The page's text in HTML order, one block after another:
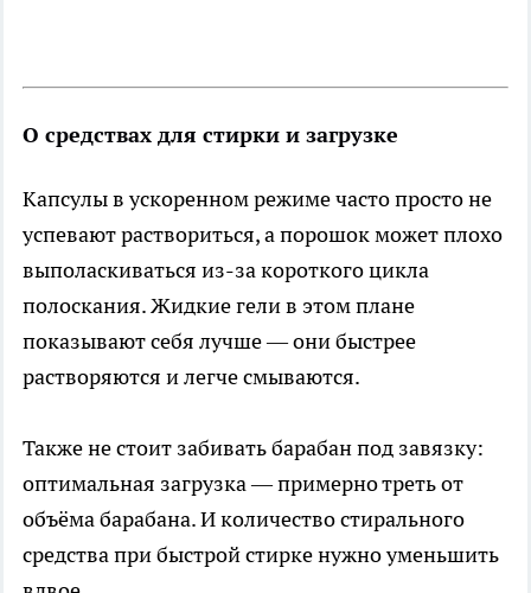
О средствах для стирки и загрузке
Капсулы в ускоренном режиме часто просто не
успевают раствориться, а порошок может плохо
выполаскиваться из-за короткого цикла
полоскания. Жидкие гели в этом плане
показывают себя лучше — они быстрее
растворяются и легче смываются.
Также не стоит забивать барабан под завязку:
оптимальная загрузка — примерно треть от
объёма барабана. И количество стирального
средства при быстрой стирке нужно уменьшить